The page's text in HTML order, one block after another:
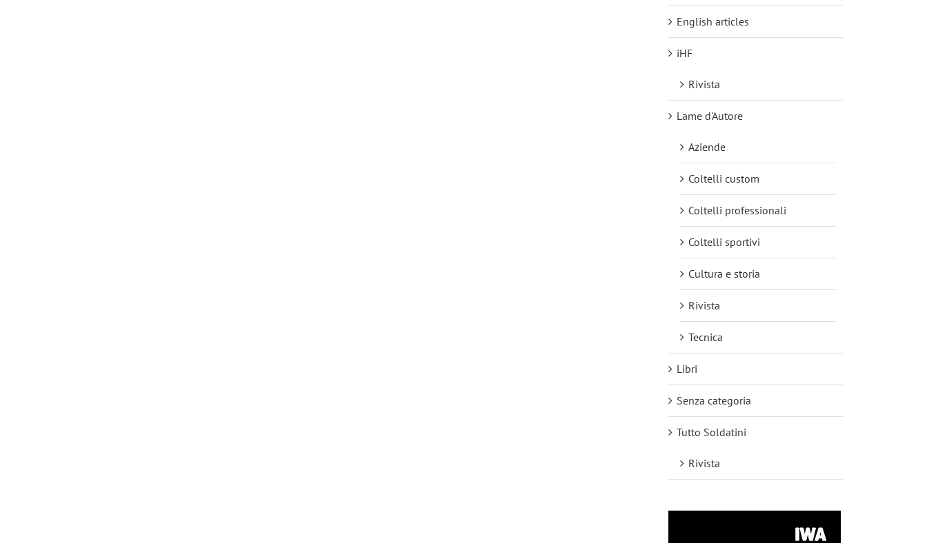
English articles
iHF
Rivista
Lame d'Autore
Aziende
Coltelli custom
Coltelli professionali
Coltelli sportivi
Cultura e storia
Rivista
Tecnica
Libri
Senza categoria
Tutto Soldatini
Rivista